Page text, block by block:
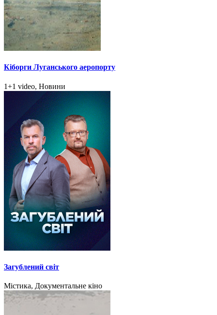
Кіборги Луганського аеропорту
1+1 video, Новини
Загублений світ
Містика, Документальне кіно